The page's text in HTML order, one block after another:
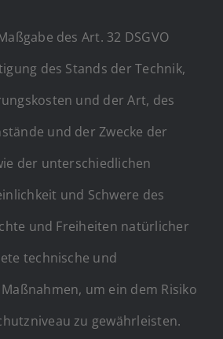
des Art. 32 DSGVO
des Stands der Technik,
und der Art, des
und der Zwecke der
der unterschiedlichen
und Schwere des
und Freiheiten natürlicher
technische und
um ein dem Risiko
zu gewährleisten.